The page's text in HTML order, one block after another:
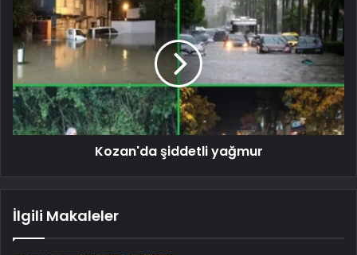
Kozan'da şiddetli yağmur
İlgili Makaleler